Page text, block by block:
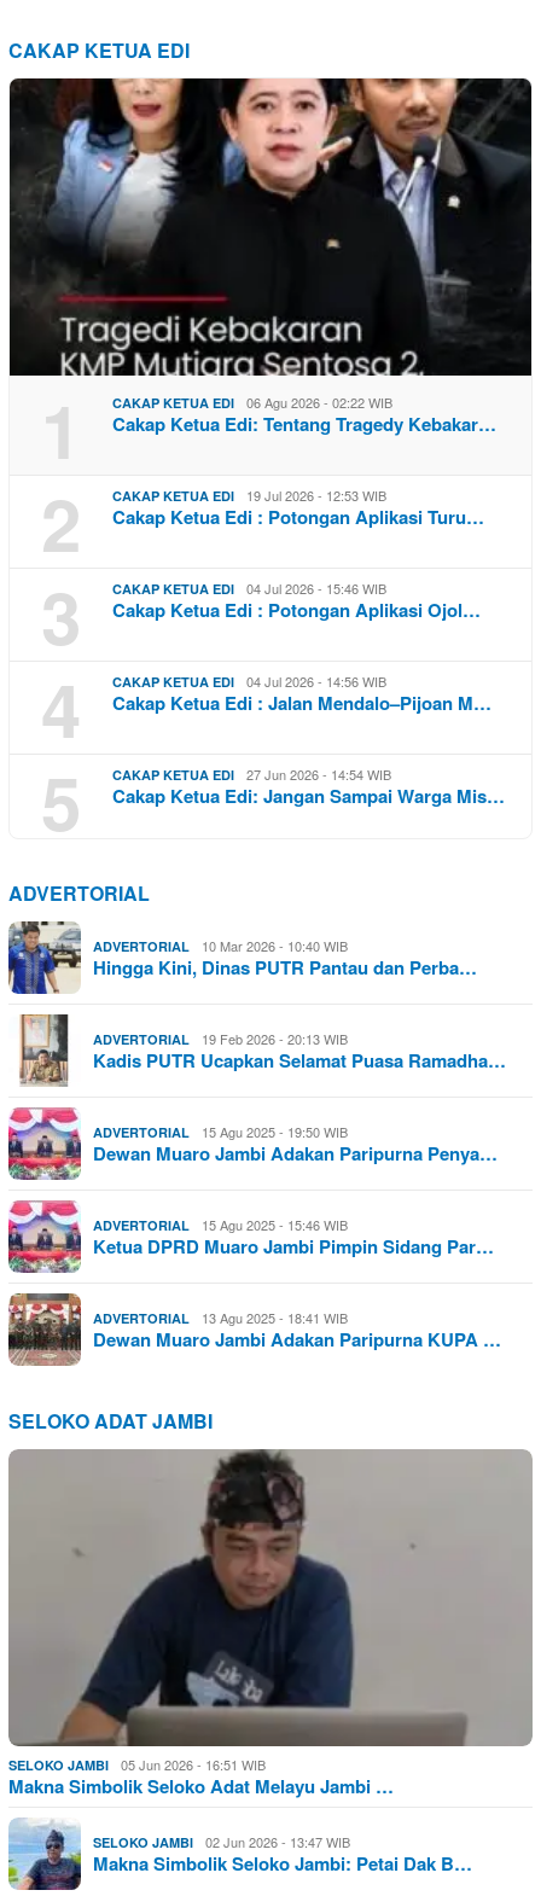
CAKAP KETUA EDI
1 CAKAP KETUA EDI 06 Agu 2026 - 02:22 WIB
Cakap Ketua Edi: Tentang Tragedy Kebakar…
2 CAKAP KETUA EDI 19 Jul 2026 - 12:53 WIB
Cakap Ketua Edi : Potongan Aplikasi Turu…
3 CAKAP KETUA EDI 04 Jul 2026 - 15:46 WIB
Cakap Ketua Edi : Potongan Aplikasi Ojol…
4 CAKAP KETUA EDI 04 Jul 2026 - 14:56 WIB
Cakap Ketua Edi : Jalan Mendalo–Pijoan M…
5 CAKAP KETUA EDI 27 Jun 2026 - 14:54 WIB
Cakap Ketua Edi: Jangan Sampai Warga Mis…
ADVERTORIAL
ADVERTORIAL 10 Mar 2026 - 10:40 WIB
Hingga Kini, Dinas PUTR Pantau dan Perba…
ADVERTORIAL 19 Feb 2026 - 20:13 WIB
Kadis PUTR Ucapkan Selamat Puasa Ramadha…
ADVERTORIAL 15 Agu 2025 - 19:50 WIB
Dewan Muaro Jambi Adakan Paripurna Penya…
ADVERTORIAL 15 Agu 2025 - 15:46 WIB
Ketua DPRD Muaro Jambi Pimpin Sidang Par…
ADVERTORIAL 13 Agu 2025 - 18:41 WIB
Dewan Muaro Jambi Adakan Paripurna KUPA …
SELOKO ADAT JAMBI
SELOKO JAMBI 05 Jun 2026 - 16:51 WIB
Makna Simbolik Seloko Adat Melayu Jambi …
SELOKO JAMBI 02 Jun 2026 - 13:47 WIB
Makna Simbolik Seloko Jambi: Petai Dak B…